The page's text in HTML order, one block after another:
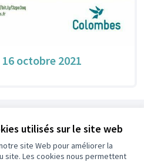
utilisés sur le site web
site Web pour améliorer la
site. Les cookies nous permettent
octobre 2021